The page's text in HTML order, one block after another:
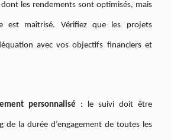
les rendements sont optimisés, mais
est maîtrisé. Vérifiez que les projets
avec vos objectifs financiers et
personnalisé : le suivi doit être
la durée d’engagement de toutes les